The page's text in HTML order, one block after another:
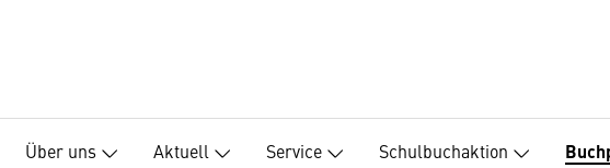
Über uns Aktuell Service Schulbuchaktion